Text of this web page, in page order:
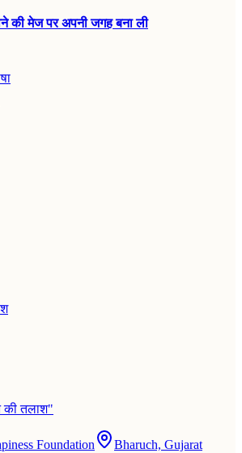
की मेज पर अपनी जगह बना ली
की तलाश"
Foundation
Bharuch, Gujarat